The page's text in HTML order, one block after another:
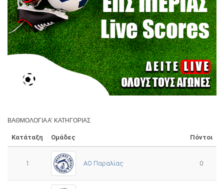
ΒΑΘΜΟΛΟΓΊΑ Α’ ΚΑΤΗΓΟΡΊΑΣ
Κατάταξη Ομάδες Πόντοι
1 ΑΟ Παραλίας 0